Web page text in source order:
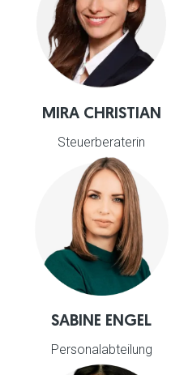
MIRA CHRISTIAN
Steuerberaterin
SABINE ENGEL
Personalabteilung